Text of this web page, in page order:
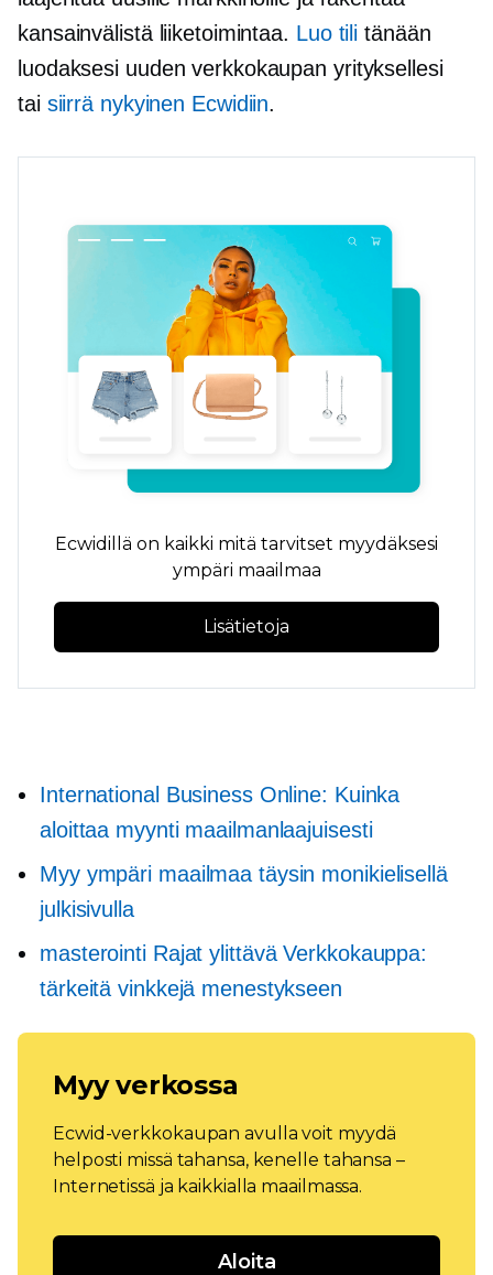
kansainvälistä liiketoimintaa. Luo tili tänään
luodaksesi uuden verkkokaupan yrityksellesi
tai siirrä nykyinen Ecwidiin.
Ecwidillä on kaikki mitä tarvitset myydäksesi
ympäri maailmaa
Lisätietoja
International Business Online: Kuinka
aloittaa myynti maailmanlaajuisesti
Myy ympäri maailmaa täysin monikielisellä
julkisivulla
masterointi Rajat ylittäväVerkkokauppa:
tärkeitä vinkkejä menestykseen
Myy verkossa
Ecwid-verkkokaupan avulla voit myydä
helposti missä tahansa, kenelle tahansa –
Internetissä ja kaikkialla maailmassa.
Aloita